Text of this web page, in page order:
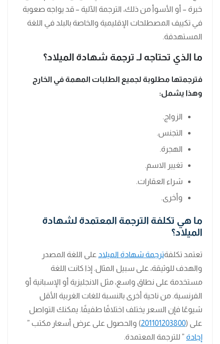
خبرة – أو الأسوأ من ذلك، الترجمة الآلية – قد يواجه صعوبة
في تكييف المصطلحات الإقليمية والخاصة بالبلد في اللغة
المستهدفة.
ما الذي تحتاجه لـ ترجمة شهادة الميلاد؟
فترجمتها مطلوبة لجميع الطلبات المهمة في الخارج
وهذا يشمل:
الزواج.
التجنس.
الهجرة.
تغيير الاسم.
شراء العقارات.
وأخرى.
ما هي تكلفة الترجمة المعتمدة لشهادة
الميلاد؟
تعتمد تكلفةترجمة شهادة الميلاد على اللغة المصدر
والهدف للوثيقة، على سبيل المثال. إذا كانت اللغة
مستخدمة على نطاق واسع، مثل الانجليزية أو الإسبانية أو
الفرنسية. من ناحية أخرى بالنسبة للغات الغربية الأقل
شيوعًا فإن السعر يختلف اختلافًا طفيفًا. يمكنك التواصل
على (201101203800) والحصول على عرض أسعار مكتب ”
إجادة ” للترجمة المعتمدة.